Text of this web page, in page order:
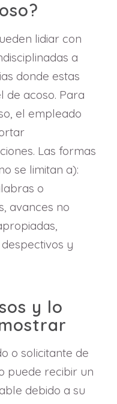
lidiar con
a
donde estas
de acoso. Para
el empleado
Las formas
se limitan a):
o
avances no
y
y lo
o solicitante de
puede recibir un
debido a su